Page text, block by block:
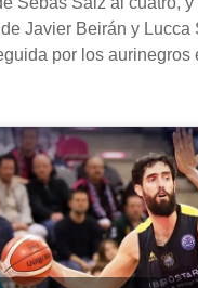
Javier Beirán y Lucca
por los aurinegros